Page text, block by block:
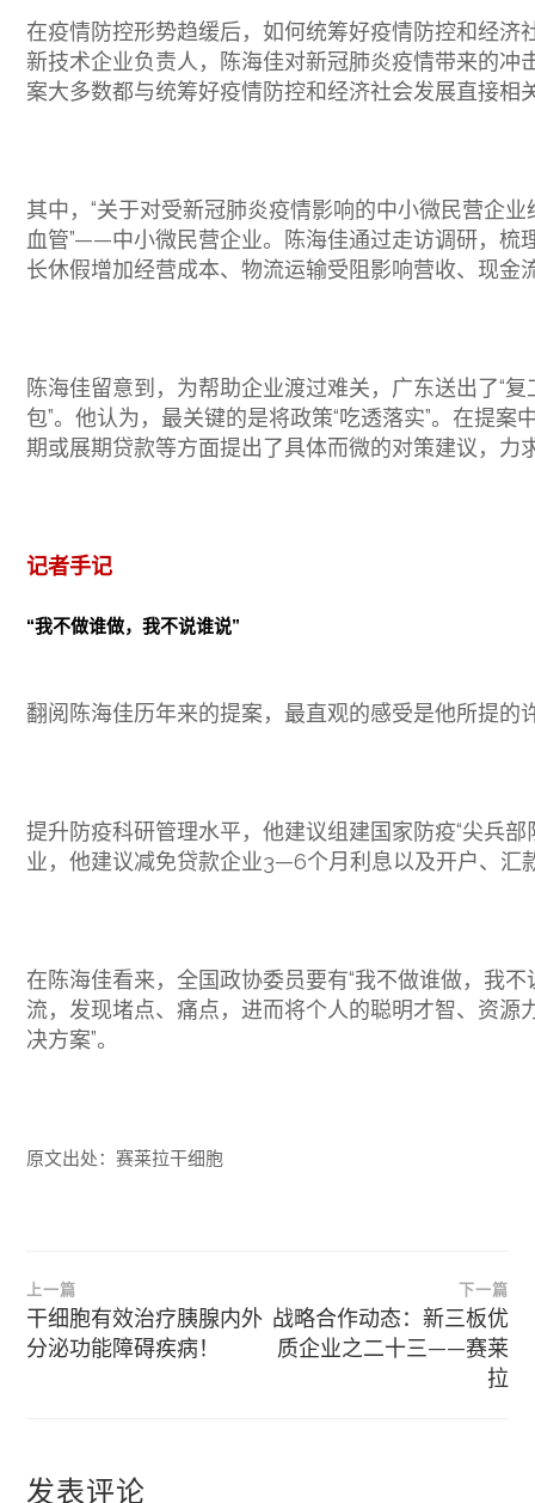
在疫情防控形势趋缓后，如何统筹好疫情防控和经济
新技术企业负责人，陈海佳对新冠肺炎疫情带来的冲
案大多数都与统筹好疫情防控和经济社会发展直接相
其中，“关于对受新冠肺炎疫情影响的中小微民营企
血管”——中小微民营企业。陈海佳通过走访调研，梳
长休假增加经营成本、物流运输受阻影响营收、现金
陈海佳留意到，为帮助企业渡过难关，广东送出了“复
包”。他认为，最关键的是将政策“吃透落实”。在提
期或展期贷款等方面提出了具体而微的对策建议，力
记者手记
“我不做谁做，我不说谁说”
翻阅陈海佳历年来的提案，最直观的感受是他所提的
提升防疫科研管理水平，他建议组建国家防疫“尖兵
业，他建议减免贷款企业3—6个月利息以及开户、汇
在陈海佳看来，全国政协委员要有“我不做谁做，我
流，发现堵点、痛点，进而将个人的聪明才智、资源
决方案”。
原文出处：赛莱拉干细胞
文
章
上一篇
干细胞有效治疗胰腺内外
分泌功能障碍疾病！
下一篇
战略合作动态：新三板优
质企业之二十三——赛莱
拉
发表评论